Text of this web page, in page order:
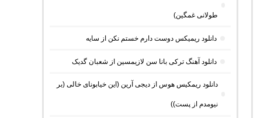
طولانی غمگین)
دانلود ریمیکس دوست دارم خستم نکن از سایه
دانلود آهنگ ترکی بانا سن لازیمسین از شعبان گدیک
دانلود ریمکیس هوس از دیجی آرین (این خیابونای خالی (بر
نیومدم از پست))